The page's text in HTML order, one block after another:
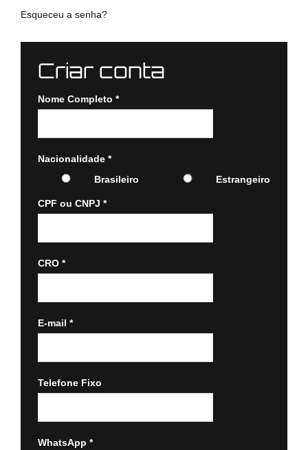
Esqueceu a senha?
Criar conta
Nome Completo *
Nacionalidade *
Brasileiro
Estrangeiro
CPF ou CNPJ *
CRO *
E-mail *
Telefone Fixo
WhatsApp *